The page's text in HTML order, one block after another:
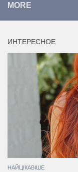
MORE
ИНТЕРЕСНОЕ
НАЙЦІКАВІШЕ